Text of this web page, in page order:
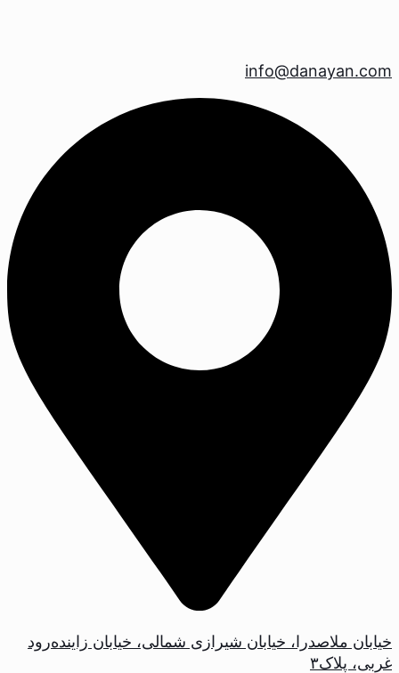
info@danayan.com
خیابان ملاصدرا، خیابان شیرازی شمالی، خیابان زاینده‌رود
غربی، پلاک‌۳